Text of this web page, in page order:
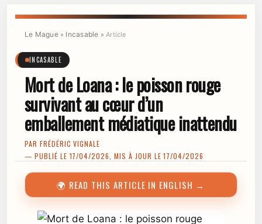
Le Mague» Incasable »Article
INCASABLE
Mort de Loana : le poisson rouge
survivant au cœur d’un
emballement médiatique inattendu
PAR FRÉDÉRIC VIGNALE
— PUBLIÉ LE 17/04/2026, MIS À JOUR LE 17/04/2026
🌍 READ THIS ARTICLE IN ENGLISH →